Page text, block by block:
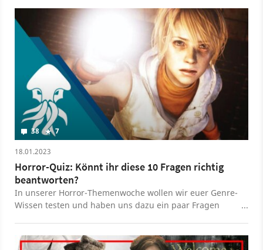
38 7
18.01.2023
Horror-Quiz: Könnt ihr diese 10 Fragen richtig
beantworten?
In unserer Horror-Themenwoche wollen wir euer Genre-
Wissen testen und haben uns dazu ein paar Fragen